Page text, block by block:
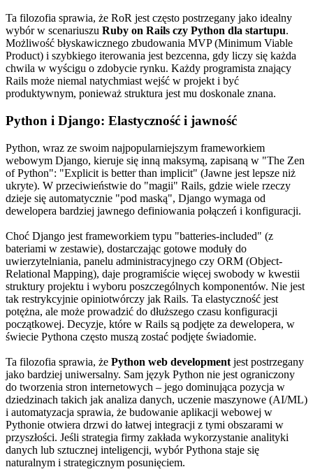
Ta filozofia sprawia, że RoR jest często postrzegany jako idealny
wybór w scenariuszu Ruby on Rails czy Python dla startupu.
Możliwość błyskawicznego zbudowania MVP (Minimum Viable
Product) i szybkiego iterowania jest bezcenna, gdy liczy się każda
chwila w wyścigu o zdobycie rynku. Każdy programista znający
Rails może niemal natychmiast wejść w projekt i być
produktywnym, ponieważ struktura jest mu doskonale znana.
Python i Django: Elastyczność i jawność
Python, wraz ze swoim najpopularniejszym frameworkiem
webowym Django, kieruje się inną maksymą, zapisaną w "The Zen
of Python": "Explicit is better than implicit" (Jawne jest lepsze niż
ukryte). W przeciwieństwie do "magii" Rails, gdzie wiele rzeczy
dzieje się automatycznie "pod maską", Django wymaga od
dewelopera bardziej jawnego definiowania połączeń i konfiguracji.
Choć Django jest frameworkiem typu "batteries-included" (z
bateriami w zestawie), dostarczając gotowe moduły do
uwierzytelniania, panelu administracyjnego czy ORM (Object-
Relational Mapping), daje programiście więcej swobody w kwestii
struktury projektu i wyboru poszczególnych komponentów. Nie jest
tak restrykcyjnie opiniotwórczy jak Rails. Ta elastyczność jest
potężna, ale może prowadzić do dłuższego czasu konfiguracji
początkowej. Decyzje, które w Rails są podjęte za dewelopera, w
świecie Pythona często muszą zostać podjęte świadomie.
Ta filozofia sprawia, że Python web development jest postrzegany
jako bardziej uniwersalny. Sam język Python nie jest ograniczony
do tworzenia stron internetowych – jego dominująca pozycja w
dziedzinach takich jak analiza danych, uczenie maszynowe (AI/ML)
i automatyzacja sprawia, że budowanie aplikacji webowej w
Pythonie otwiera drzwi do łatwej integracji z tymi obszarami w
przyszłości. Jeśli strategia firmy zakłada wykorzystanie analityki
danych lub sztucznej inteligencji, wybór Pythona staje się
naturalnym i strategicznym posunięciem.